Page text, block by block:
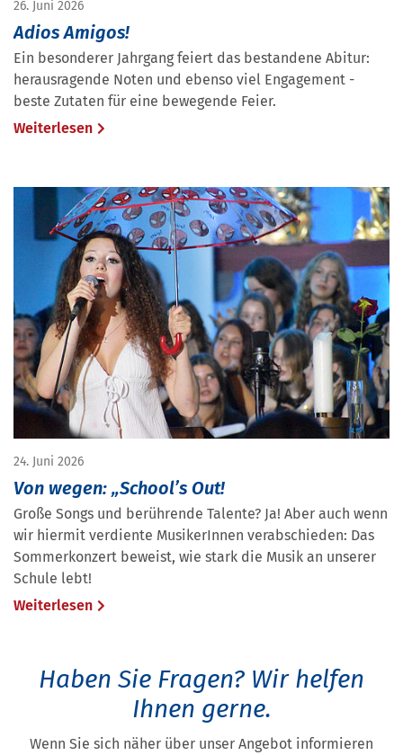
26. Juni 2026
Adios Amigos!
Ein besonderer Jahrgang feiert das bestandene Abitur:
herausragende Noten und ebenso viel Engagement -
beste Zutaten für eine bewegende Feier.
Weiterlesen
24. Juni 2026
Von wegen: „School’s Out!
Große Songs und berührende Talente? Ja! Aber auch wenn
wir hiermit verdiente MusikerInnen verabschieden: Das
Sommerkonzert beweist, wie stark die Musik an unserer
Schule lebt!
Weiterlesen
Haben Sie Fragen? Wir helfen
Ihnen gerne.
Wenn Sie sich näher über unser Angebot informieren